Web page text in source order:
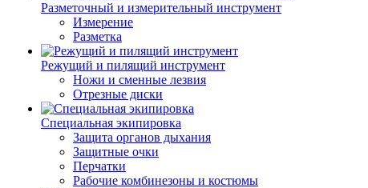
Разметочный и измерительный инструмент
Измерение
Разметка
Режущий и пилящий инструмент
Ножи и сменные лезвия
Отрезные диски
Специальная экипировка
Защита органов дыхания
Защитные очки
Перчатки
Рабочие комбинезоны и костюмы